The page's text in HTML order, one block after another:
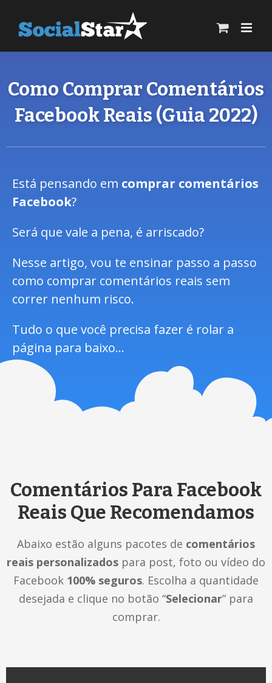
Como Comprar Comentários
Facebook Reais (Guia 2022)
Está pensando em comprar comentários
Facebook?
Será que vale a pena, é arriscado?
Nesse artigo, vou te ensinar passo a passo
como comprar comentários reais sem
correr nenhum risco.
Tudo o que você precisa fazer é rolar a
página para baixo…
Comentários Para Facebook
Reais Que Recomendamos
Abaixo estão alguns pacotes de comentários
reais personalizados para post, foto ou vídeo do
Facebook 100% seguros. Escolha a quantidade
desejada e clique no botão “Selecionar” para
comprar.